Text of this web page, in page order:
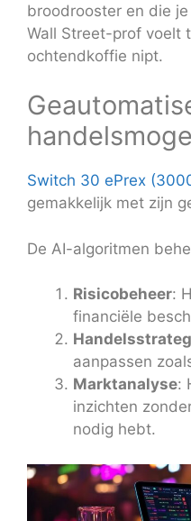
broodrooster en die
Wall Street-prof voelt
ochtendkoffie nipt.
Switch 30 ePrex
gemakkelijk met zijn
De AI-algoritmen
Risicobeheer:
financiële
aanpassen
Marktanalyse:
inzichten
nodig hebt.